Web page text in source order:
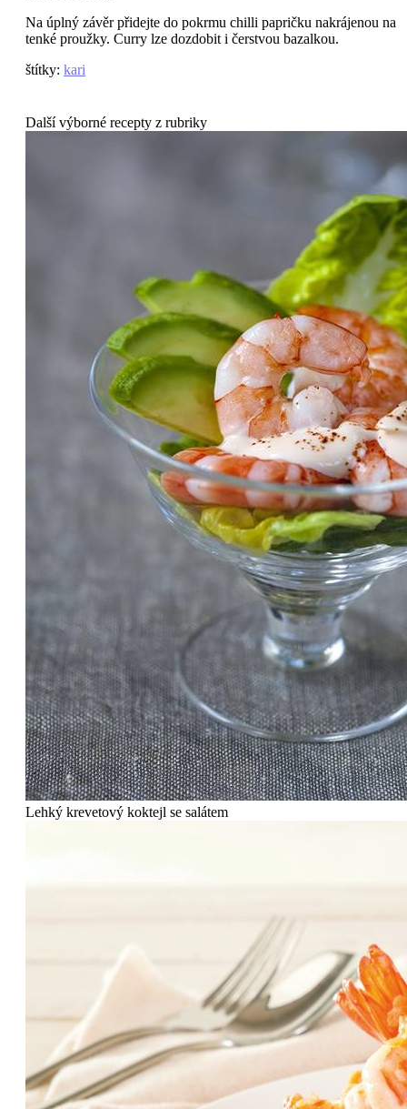
Na úplný závěr přidejte do pokrmu chilli papričku nakrájenou na
tenké proužky. Curry lze dozdobit i čerstvou bazalkou.
štítky: kari
Další výborné recepty z rubriky
Lehký krevetový koktejl se salátem